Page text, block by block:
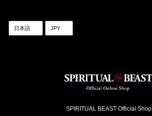
SPIRITUAL BEAST Official Shop